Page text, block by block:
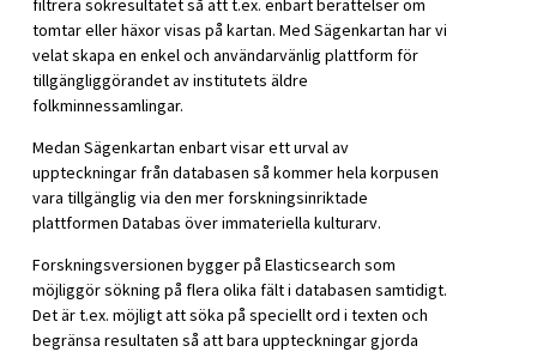
filtrera sökresultatet så att t.ex. enbart berättelser om
tomtar eller häxor visas på kartan. Med Sägenkartan har vi
velat skapa en enkel och användarvänlig plattform för
tillgängliggörandet av institutets äldre
folkminnessamlingar.
Medan Sägenkartan enbart visar ett urval av
uppteckningar från databasen så kommer hela korpusen
vara tillgänglig via den mer forskningsinriktade
plattformen Databas över immateriella kulturarv.
Forskningsversionen bygger på Elasticsearch som
möjliggör sökning på flera olika fält i databasen samtidigt.
Det är t.ex. möjligt att söka på speciellt ord i texten och
begränsa resultaten så att bara uppteckningar gjorda